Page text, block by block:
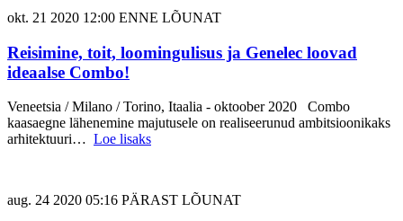
okt. 21 2020 12:00 ENNE LÕUNAT
Reisimine, toit, loomingulisus ja Genelec loovad
ideaalse Combo!
Veneetsia / Milano / Torino, Itaalia - oktoober 2020 Combo
kaasaegne lähenemine majutusele on realiseerunud ambitsioonikaks
arhitektuuri… Loe lisaks
aug. 24 2020 05:16 PÄRAST LÕUNAT